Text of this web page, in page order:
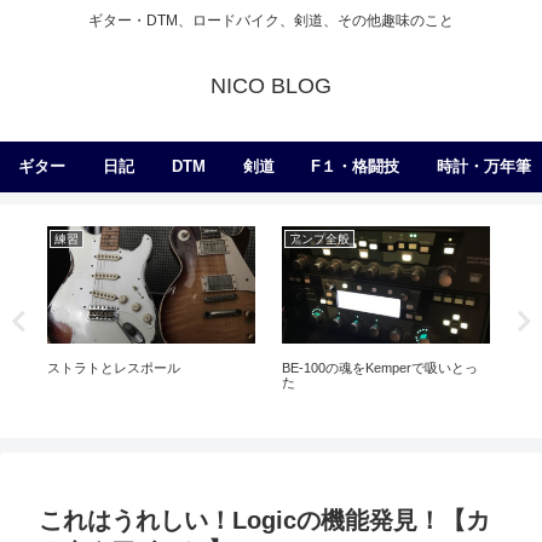
ギター・DTM、ロードバイク、剣道、その他趣味のこと
NICO BLOG
ギター 日記 DTM 剣道 F１・格闘技 時計・万年筆
練習
ストラトとレスポール
アンプ全般
BE-100の魂をKemperで吸いとっ
た
これはうれしい！Logicの機能発見！【カ